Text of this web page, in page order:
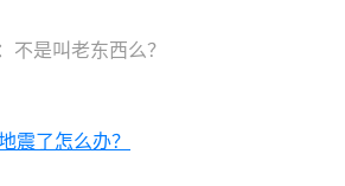
：不是叫老东西么？
震了怎么办？